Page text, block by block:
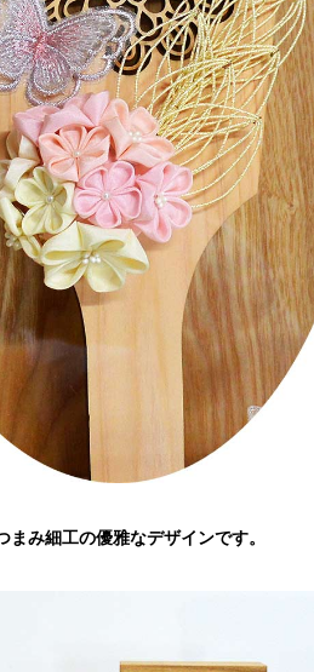
み細工の優雅なデザインです。